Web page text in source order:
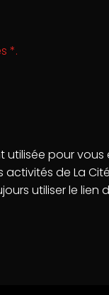
*.
pour vous
de La
utiliser le lien